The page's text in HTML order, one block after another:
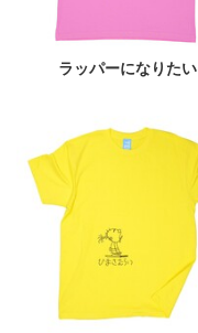
ラッパーになりたい